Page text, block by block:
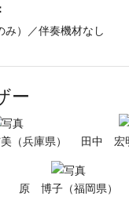
み）／伴奏機材なし
ー
（兵庫県） 田中 宏
原 博子（福岡県）